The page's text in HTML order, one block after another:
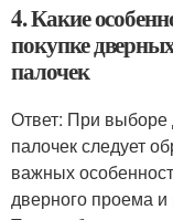
4. Какие
покупке
палочек
Ответ: При выборе
палочек следует
важных
дверного проема